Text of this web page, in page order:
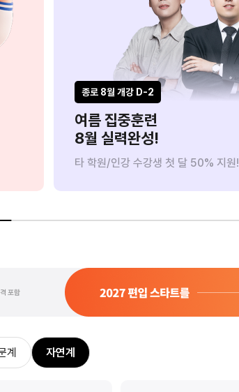
종로 8월 개강 D-2
여름 집중훈련
8월 실력완성!
타 학원/인강 수강생 첫 달 50% 지원!
나가고 싶다면
려야 한다.
약점 보완
스팀Pack
편입 최초
온라인 모의고사 트레이닝!
2027 브라운
대학별 기출 캠프
사전예약 최대혜택
8/11(화) 까지만
계 자연계